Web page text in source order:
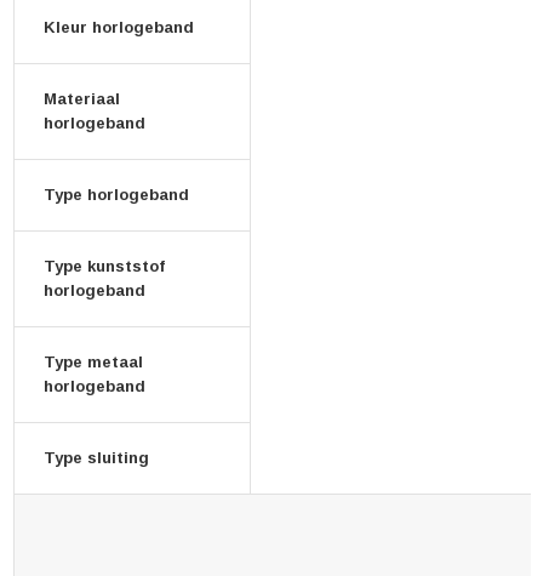
Kleur horlogeband
Materiaal
horlogeband
Type horlogeband
Type kunststof
horlogeband
Type metaal
horlogeband
Type sluiting